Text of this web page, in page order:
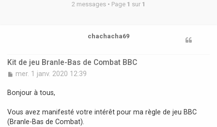
2 messages • Page 1 sur 1
chachacha69
Kit de jeu Branle-Bas de Combat BBC
M
s
g
e
mer. 1 janv. 2020 12:39
Bonjour à tous,
Vous avez manifesté votre intérêt pour ma règle de jeu BBC
(Branle-Bas de Combat).